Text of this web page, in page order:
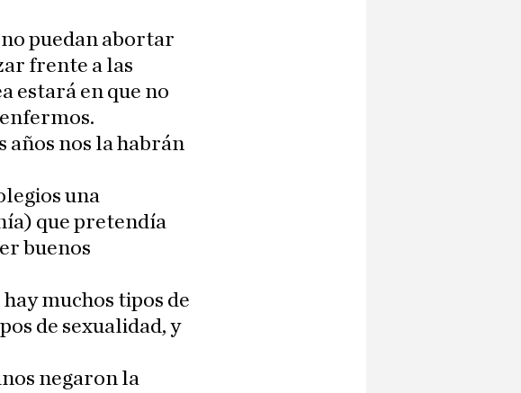
puedan abortar
frente a las
estará en que no
años nos la habrán
una
que pretendía
buenos
muchos tipos de
de sexualidad, y
negaron la